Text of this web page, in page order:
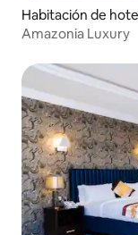
Habitación de
Amazonia Luxury